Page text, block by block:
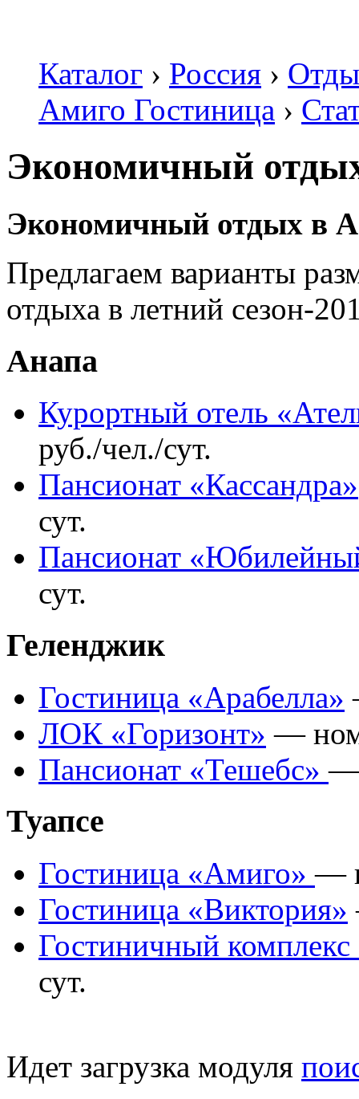
Каталог › Россия ›
Амиго Гостиница ›
Экономичный
Экономичный отдых в
Предлагаем варианты
отдыха в летний сезон-
Анапа
Курортный отель
руб./чел./сут.
Пансионат «Кассандра»
сут.
Пансионат
сут.
Геленджик
Гостиница «Арабелла»
ЛОК «Горизонт» —
Пансионат «Тешебс»—
Туапсе
Гостиница «Амиго»—
Гостиница «Виктория»
Гостиничный
сут.
Идет загрузка модуля